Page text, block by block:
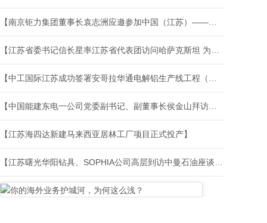
【南京钜力集团董事长袁志洲应邀参加中国（江苏）——哈萨克斯坦经贸合作交流会】
【江苏省委书记信长星率江苏省代表团访问哈萨克斯坦 为中亚江苏中心启幕】
【中工国际江苏成功签署安哥拉华通电解铝生产线工程（二期）合同】
【中国能建东电一公司党委副书记、副董事长侯金山拜访江苏中交新能源科技有限公司】
【江苏海四达新建马来西亚居林工厂项目正式投产】
【江苏曙光华阳钻具、SOPHIA公司高层到访中曼石油座谈交流】